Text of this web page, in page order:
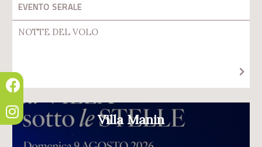
EVENTO SERALE
NOTTE DEL VOLO
Villa Manin